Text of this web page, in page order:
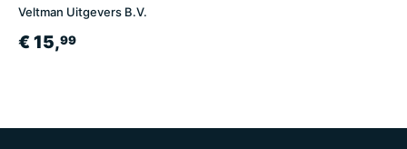
Veltman Uitgevers B.V.
€ 15,99